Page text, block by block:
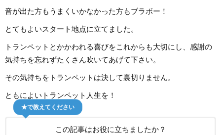
音が出た方もうまくいかなかった方もブラボー！
とてもよいスタート地点に立てました。
トランペットとかかわれる喜びをこれからも大切にし、感謝の
気持ちを忘れずたくさん吹いてあげて下さい。
その気持ちをトランペットは決して裏切りません。
ともによいトランペット人生を！
この記事はお役に立ちましたか？
★で教えてください